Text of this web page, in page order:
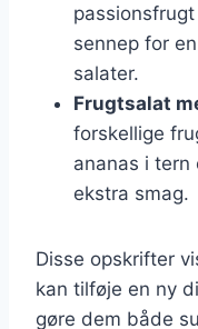
sennep for
salater.
Frugtsalat
forskellige
ananas i
ekstra smag.
Disse opskrifter
kan tilføje en ny
gøre dem både